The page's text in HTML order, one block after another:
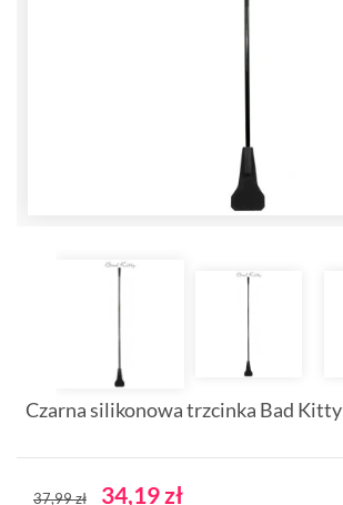
Czarna silikonowa trzcinka Bad Kitty
37,99 zł 34,19 zł